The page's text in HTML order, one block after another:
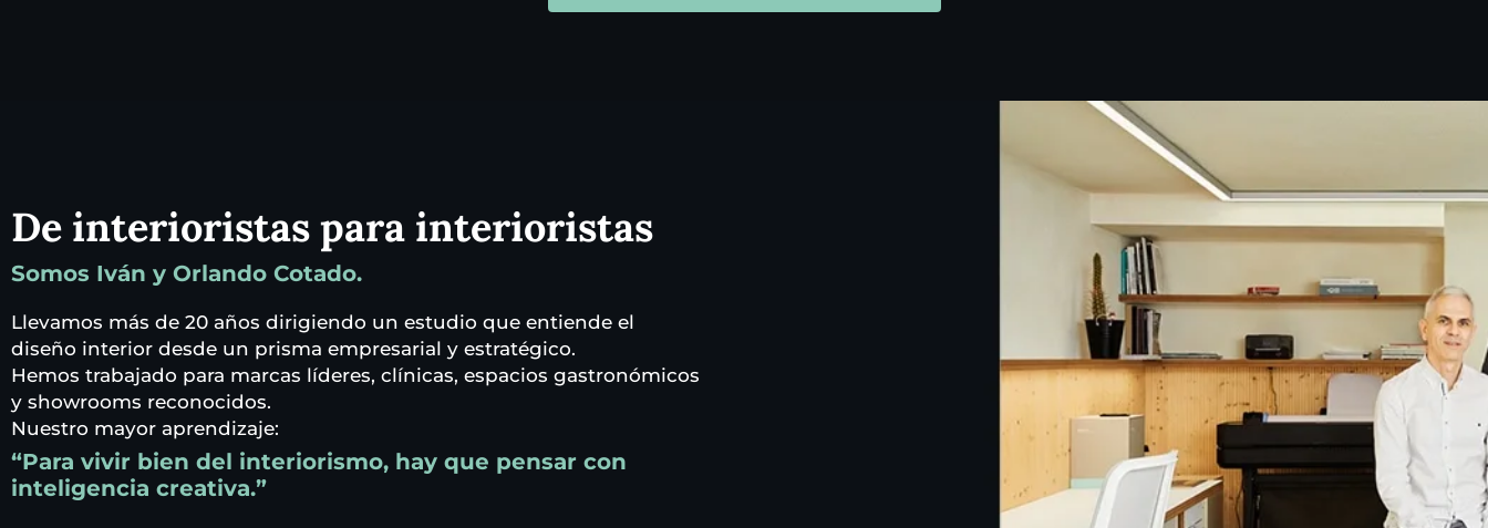
De interioristas para interioristas
Somos Iván y Orlando Cotado.
Llevamos más de 20 años dirigiendo un estudio que entiende el
diseño interior desde un prisma empresarial y estratégico.
Hemos trabajado para marcas líderes, clínicas, espacios gastronómicos
y showrooms reconocidos.
Nuestro mayor aprendizaje:
“Para vivir bien del interiorismo, hay que pensar con
inteligencia creativa.”